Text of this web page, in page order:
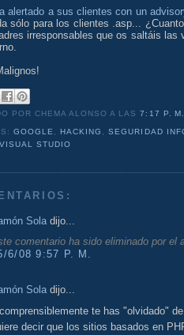
alertado a sus clientes con un
sólo para los clientes .asp...
irresponsables que os saltáis las
POR CHEMA ALONSOA LAS7:17 P. M.
GOOGLE, HACKING ,SEGURIDAD
VISUAL STUDIO
Sola dijo...
comentario ha sido eliminado por el
6/08 9:57 P. M.
Sola dijo...
te has "olvidado"
decir que los sitios basados en